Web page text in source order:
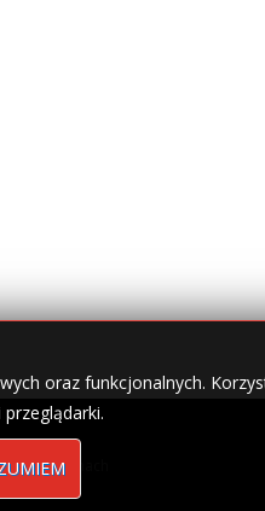
oraz funkcjonalnych.
domenach